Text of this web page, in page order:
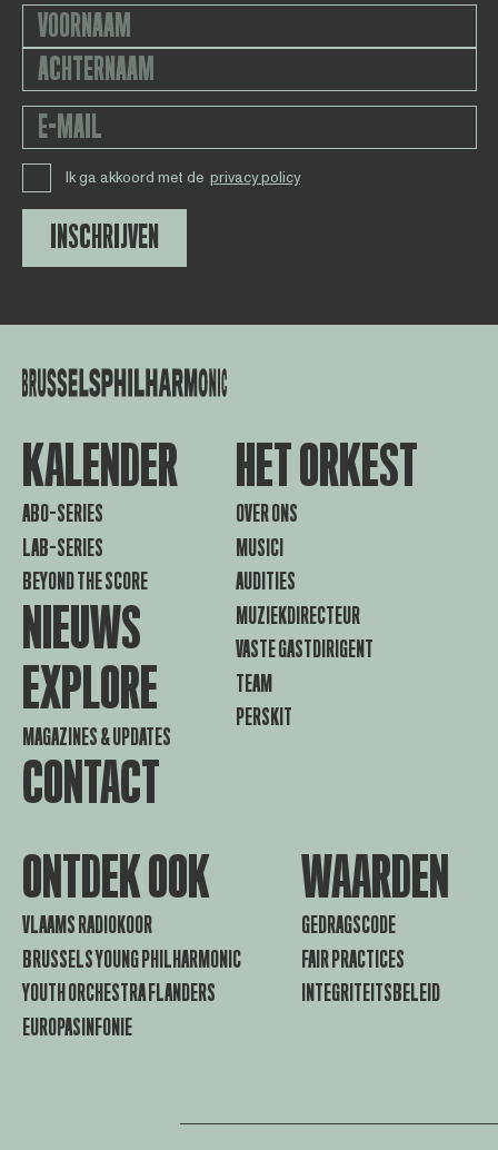
Ik ga akkoord met de privacy policy
INSCHRIJVEN
KALENDER
ABO-SERIES
LAB-SERIES
BEYOND THE SCORE
NIEUWS
EXPLORE
MAGAZINES & UPDATES
CONTACT
HET ORKEST
OVER ONS
MUSICI
AUDITIES
MUZIEKDIRECTEUR
VASTE GASTDIRIGENT
TEAM
PERSKIT
ONTDEK OOK
VLAAMS RADIOKOOR
BRUSSELS YOUNG PHILHARMONIC
YOUTH ORCHESTRA FLANDERS
EUROPASINFONIE
WAARDEN
GEDRAGSCODE
FAIR PRACTICES
INTEGRITEITSBELEID